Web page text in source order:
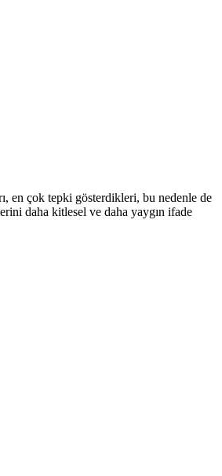
en çok tepki gösterdikleri, bu nedenle de
daha kitlesel ve daha yaygın ifade